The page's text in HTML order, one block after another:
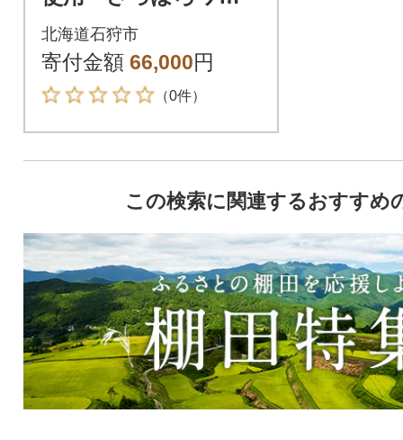
ン」5本セット
北海道石狩市
寄付金額 66,000円
（0件）
この検索に関連するおすすめ